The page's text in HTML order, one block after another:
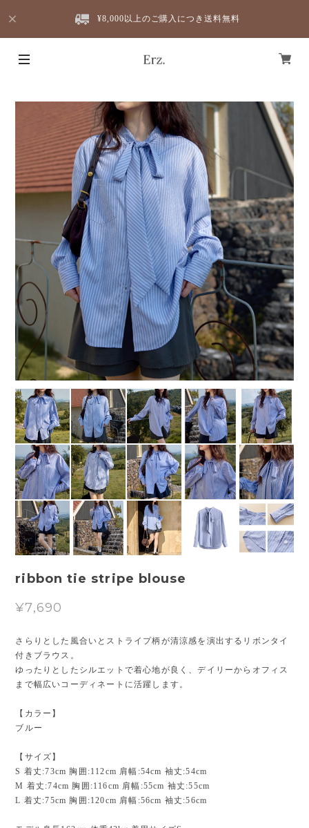
¥8,000以上のご購入につき送料無料
ribbon tie stripe blouse
¥7,690
さらりとした風合いとストライプ柄が清涼感を演出するリボンタイ
付きブラウス。
ゆったりとしたシルエットで着心地が良く、デイリーからオフィス
まで幅広いコーディネートに活躍します。
【カラー】
ブルー
【サイズ】
S 着丈:73cm 胸囲:112cm 肩幅:54cm 袖丈:54cm
M 着丈:74cm 胸囲:116cm 肩幅:55cm 袖丈:55cm
L 着丈:75cm 胸囲:120cm 肩幅:56cm 袖丈:56cm